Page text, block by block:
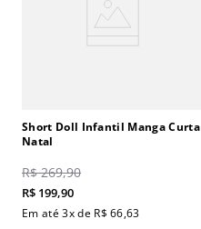
Short Doll Infantil Manga Curta
Natal
R$ 269,90
R$ 199,90
Em até3x de R$ 66,63